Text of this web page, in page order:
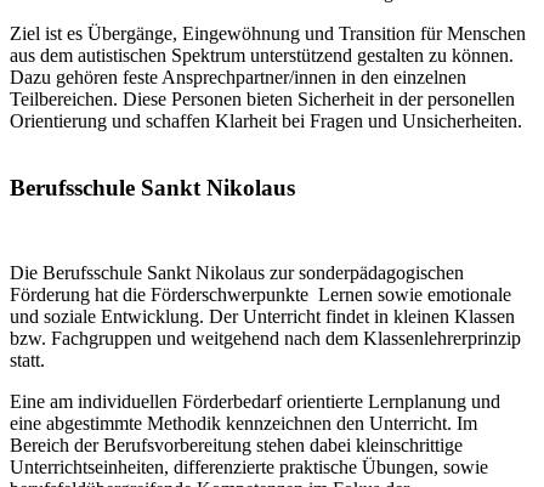
Ziel ist es Übergänge, Eingewöhnung und Transition für Menschen
aus dem autistischen Spektrum unterstützend gestalten zu können.
Dazu gehören feste Ansprechpartner/innen in den einzelnen
Teilbereichen. Diese Personen bieten Sicherheit in der personellen
Orientierung und schaffen Klarheit bei Fragen und Unsicherheiten.
Berufsschule Sankt Nikolaus
Die Berufsschule Sankt Nikolaus zur sonderpädagogischen
Förderung hat die Förderschwerpunkte Lernen sowie emotionale
und soziale Entwicklung. Der Unterricht findet in kleinen Klassen
bzw. Fachgruppen und weitgehend nach dem Klassenlehrerprinzip
statt.
Eine am individuellen Förderbedarf orientierte Lernplanung und
eine abgestimmte Methodik kennzeichnen den Unterricht. Im
Bereich der Berufsvorbereitung stehen dabei kleinschrittige
Unterrichtseinheiten, differenzierte praktische Übungen, sowie